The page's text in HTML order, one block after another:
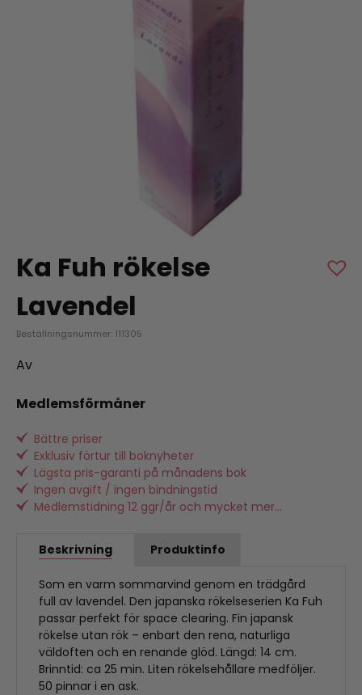
Ka Fuh rökelse
Lavendel
Beställningsnummer: 111305
Av
Medlemsförmåner
Bättre priser
Exklusiv förtur till boknyheter
Lägsta pris-garanti på månadens bok
Ingen avgift / ingen bindningstid
Medlemstidning 12 ggr/år och mycket mer...
Beskrivning Produktinfo
Som en varm sommarvind genom en trädgård
full av lavendel. Den japanska rökelseserien Ka Fuh
passar perfekt för space clearing. Fin japansk
rökelse utan rök – enbart den rena, naturliga
väldoften och en renande glöd. Längd: 14 cm.
Brinntid: ca 25 min. Liten rökelsehållare medföljer.
50 pinnar i en ask.